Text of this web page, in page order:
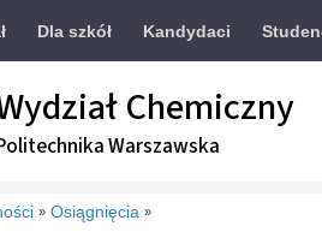
Dla szkół Kandydaci
Chemiczny
Warszawska
» Osiągnięcia »